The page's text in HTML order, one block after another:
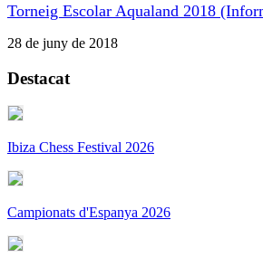
Torneig Escolar Aqualand 2018
28 de juny de 2018
Destacat
Ibiza Chess Festival 2026
Campionats d'Espanya 2026